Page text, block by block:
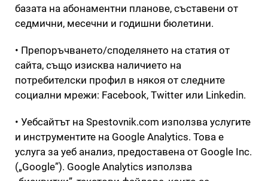
базата на абонаментни планове, съставени от
седмични, месечни и годишни бюлетини.
• Препоръчването/споделянето на статия от
сайта, също изисква наличието на
потребителски профил в някоя от следните
социални мрежи: Facebook, Twitter или Linkedin.
• Уебсайтът на Spestovnik.com използва услугите
и инструментите на Google Analytics. Това е
услуга за уеб анализ, предоставена от Google Inc.
(„Google”). Google Analytics използва